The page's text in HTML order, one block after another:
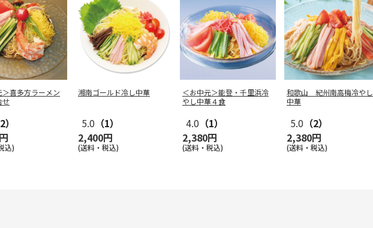
＞喜多方ラーメン
せ
）
込)
湘南ゴールド冷し中華
5.0 （1）
2,400円
(送料・税込)
＜お中元＞能登・千里浜冷
やし中華４食
4.0 （1）
2,380円
(送料・税込)
和歌山 紀州南高梅冷やし
中華
5.0 （2）
2,380円
(送料・税込)